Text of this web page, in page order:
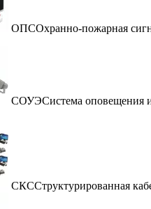
ОПСОхранно-пожарная
СОУЭСистема оповещения
СКССтруктурированная